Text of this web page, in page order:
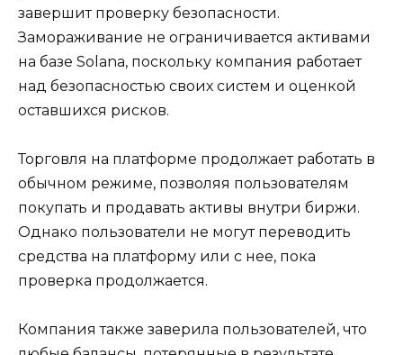
завершит проверку безопасности.
Замораживание не ограничивается активами
на базе Solana, поскольку компания работает
над безопасностью своих систем и оценкой
оставшихся рисков.
Торговля на платформе продолжает работать в
обычном режиме, позволяя пользователям
покупать и продавать активы внутри биржи.
Однако пользователи не могут переводить
средства на платформу или с нее, пока
проверка продолжается.
Компания также заверила пользователей, что